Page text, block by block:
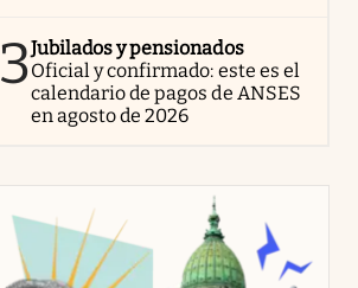
3Jubilados y pensionados
Oficial y confirmado: este es el
calendario de pagos de ANSES
en agosto de 2026